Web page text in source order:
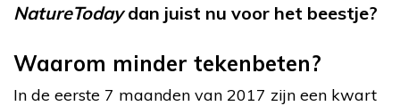
NatureTodaydan juist nu voor het beestje?
Waarom minder tekenbeten?
In de eerste 7 maanden van 2017 zijn een kwart